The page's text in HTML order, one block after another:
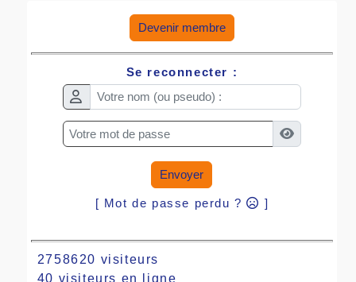
Devenir membre
Se reconnecter :
Envoyer
[ Mot de passe perdu ? ]
2758620 visiteurs
40 visiteurs en ligne